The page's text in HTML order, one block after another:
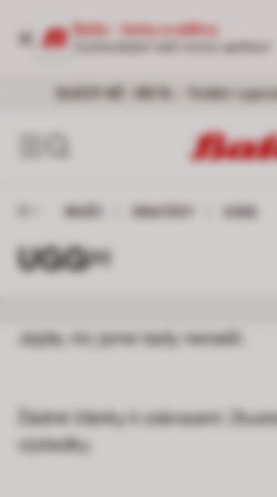
Baťa - boty a oděvy
Vyzkoušejte naši novou aplikaci
SLEVY AŽ -50 %
- Totální
MUŽI ZNAČKY UGG
UGG[0]
Jejda, nic jsme tady nenašli.
Žádné články k zobrazení.
výsledky.